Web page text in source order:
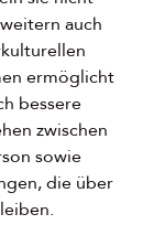
auch
ermöglicht
bessere
zwischen
sowie
die über